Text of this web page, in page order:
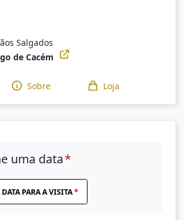
Salgados
de Cacém
Sobre Loja
uma data
PARA A VISITA